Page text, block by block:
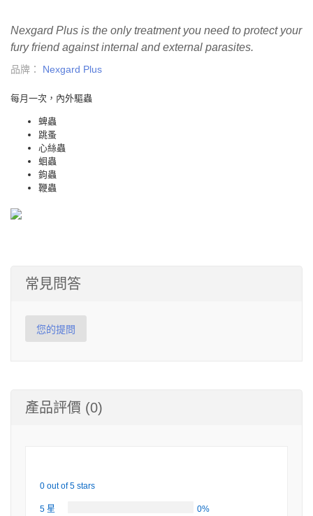
Nexgard Plus is the only treatment you need to protect your
fury friend against internal and external parasites.
品牌： Nexgard Plus
每月一次，內外驅蟲
蜱蟲
跳蚤
心絲蟲
蛔蟲
鉤蟲
鞭蟲
常見問答
您的提問
產品評價 (0)
0 out of 5 stars
5 星
0%